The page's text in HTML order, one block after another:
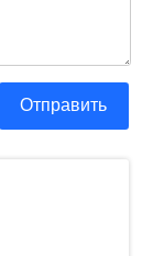
Отправить